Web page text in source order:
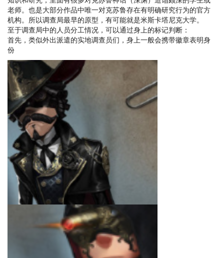
老师。也是大部分作品中唯一对克苏鲁存在有明确研究行为的官方
机构。所以调查局最早的原型，有可能就是米斯卡塔尼克大学。
至于调查局中的人员分工情况，可以通过身上的标记判断：
首先，类似外出派遣的实地调查员们，身上一般会携带徽章表明身
份